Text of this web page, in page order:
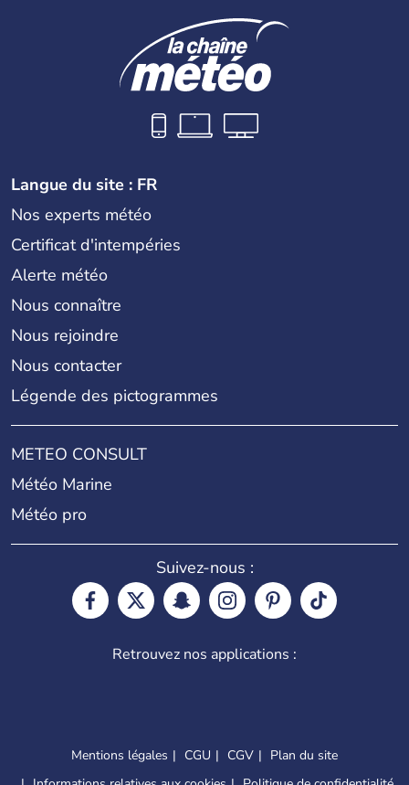
Langue du site : FR
Nos experts météo
Certificat d'intempéries
Alerte météo
Nous connaître
Nous rejoindre
Nous contacter
Légende des pictogrammes
METEO CONSULT
Météo Marine
Météo pro
Suivez-nous :
Retrouvez nos applications :
Mentions légales CGU CGV
Plan du site